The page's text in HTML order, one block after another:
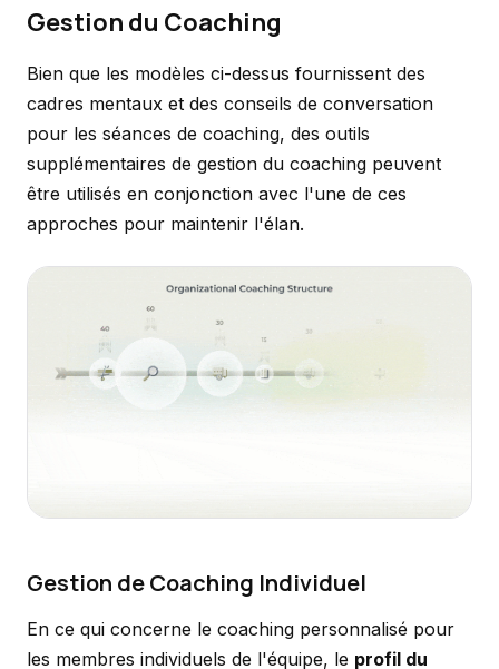
Gestion du Coaching
Bien que les modèles ci-dessus fournissent des
cadres mentaux et des conseils de conversation
pour les séances de coaching, des outils
supplémentaires de gestion du coaching peuvent
être utilisés en conjonction avec l'une de ces
approches pour maintenir l'élan.
Gestion de Coaching Individuel
En ce qui concerne le coaching personnalisé pour
les membres individuels de l'équipe, le profil du